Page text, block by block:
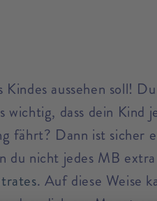
aussehen soll!
dass dein Kind
fährt? Dann ist sicher
nicht jedes MB
. Auf diese Weise